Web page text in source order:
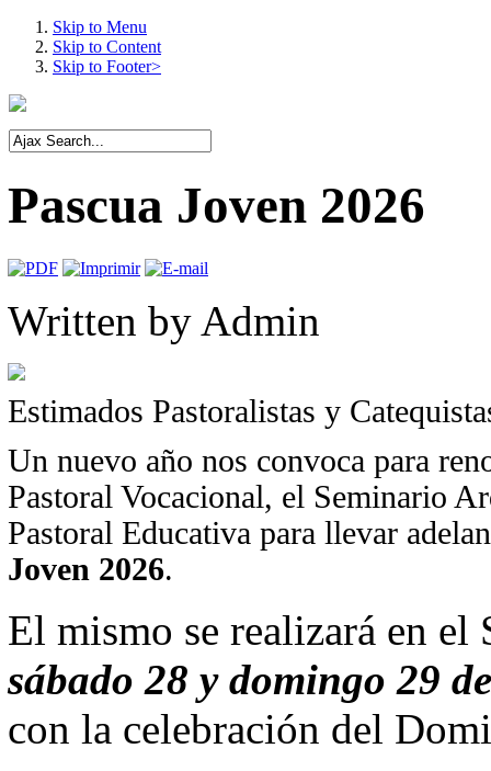
Skip to Menu
Skip to Content
Skip to Footer>
Pascua Joven 2026
Written by Admin
Estimados Pastoralistas y
Un nuevo año nos convoca para
Pastoral Vocacional, el Seminario
Pastoral Educativa para llevar
Joven 2026.
El mismo se realizará en
sábado 28 y domingo 29
con la celebración del